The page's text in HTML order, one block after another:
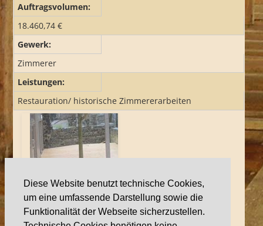
Diese Website benutzt technische Cookies,
um eine umfassende Darstellung sowie die
Funktionalität der Webseite sicherzustellen.
JOB UND AZUBI
Auftragsvolumen:
18.460,74 €
Gewerk:
Zimmerer
Leistungen:
Restauration/ historische Zimmererarbeiten